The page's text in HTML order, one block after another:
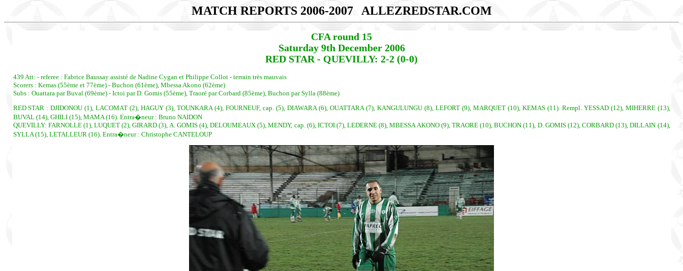
MATCH REPORTS 2006-2007 ALLEZREDSTAR.COM
CFA round 15
Saturday 9th December 2006
RED STAR - QUEVILLY: 2-2 (0-0)
439 Att: - referee : Fabrice Baussay assisté de Nadine Cygan et Philippe Collot - terrain très mauvais
Scorers : Kemas (55ème et 77ème) - Buchon (61ème), Mbessa Akono (62ème)
Subs : Ouattara par Buval (69ème) - Ictoi par D. Gomis (55ème), Traoré par Corbard (85ème), Buchon par Sylla (88ème)
RED STAR : DJIDONOU (1), LACOMAT (2), HAGUY (3), TOUNKARA (4), FOURNEUF, cap. (5), DIAWARA (6), OUATTARA (7), KANGULUNGU (8), LEFORT (9), MARQUET (10), KEMAS (11). Rempl. YESSAD (12), MIHERRE (13),
BUVAL (14), GHILI (15), MAMA (16). Entra�neur : Bruno NAIDON
QUEVILLY: FARNOLLE (1), LUQUET (2), GIRARD (3), A. GOMIS (4), DELOUMEAUX (5), MENDY, cap. (6), ICTOI (7), LEDERNE (8), MBESSA AKONO (9), TRAORE (10), BUCHON (11), D. GOMIS (12), CORBARD (13), DILLAIN (14),
SYLLA (15), LETALLEUR (16). Entra�neur : Christophe CANTELOUP